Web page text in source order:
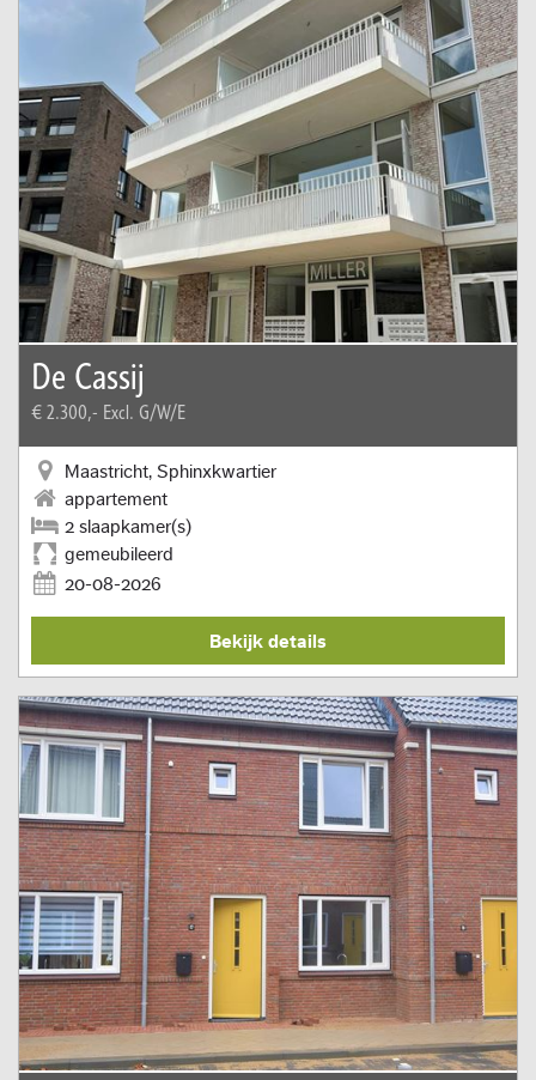
De Cassij
€ 2.300,- Excl. G/W/E
Maastricht, Sphinxkwartier
appartement
2 slaapkamer(s)
gemeubileerd
20-08-2026
Bekijk details